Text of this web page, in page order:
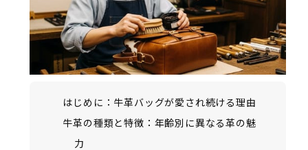
はじめに：牛革バッグが愛され続ける理由
牛革の種類と特徴：年齢別に異なる革の魅
力